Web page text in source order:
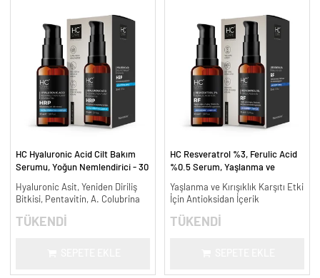
HC Hyaluronic Acid Cilt Bakım
Serumu, Yoğun Nemlendirici - 30
Hyaluronic Asit, Yeniden Diriliş
Bitkisi, Pentavitin, A. Colubrina
TÜKENDİ
HC Resveratrol %3, Ferulic Acid
%0.5 Serum, Yaşlanma ve
Yaşlanma ve Kırışıklık Karşıtı Etki
İçin Antioksidan İçerik
TÜKENDİ